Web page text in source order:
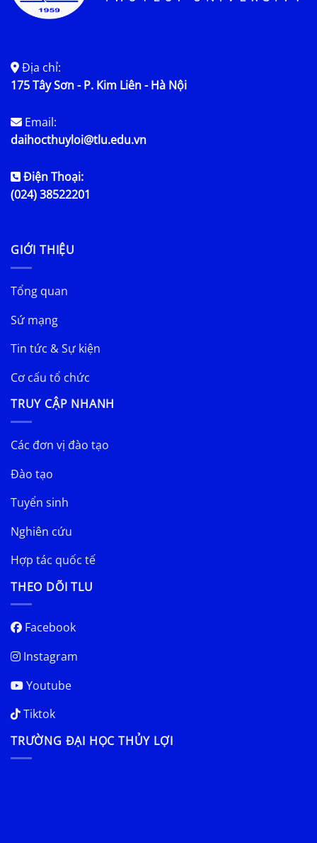
Địa chỉ:
175 Tây Sơn - P. Kim Liên - Hà Nội
Email:
daihocthuyloi@tlu.edu.vn
Điện Thoại:
(024) 38522201
GIỚI THIỆU
Tổng quan
Sứ mạng
Tin tức & Sự kiện
Cơ cấu tổ chức
TRUY CẬP NHANH
Các đơn vị đào tạo
Đào tạo
Tuyển sinh
Nghiên cứu
Hợp tác quốc tế
THEO DÕI TLU
Facebook
Instagram
Youtube
Tiktok
TRƯỜNG ĐẠI HỌC THỦY LỢI